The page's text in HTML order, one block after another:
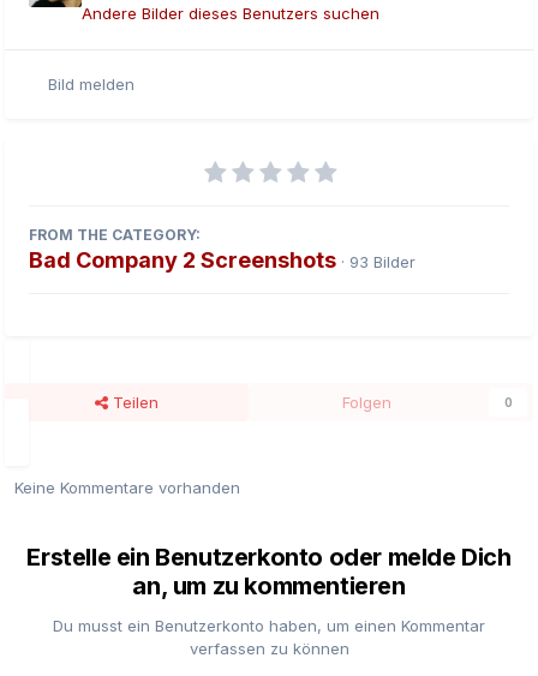
Andere Bilder dieses Benutzers suchen
Bild melden
FROM THE CATEGORY:
Bad Company 2 Screenshots · 93 Bilder
Teilen Folgen 0
Keine Kommentare vorhanden
Erstelle ein Benutzerkonto oder melde Dich
an, um zu kommentieren
Du musst ein Benutzerkonto haben, um einen Kommentar
verfassen zu können